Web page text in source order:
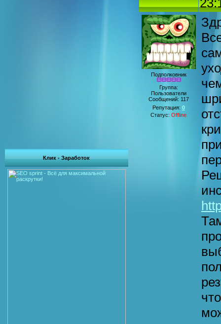
Клик - Заработок
Подполковник
Группа:
Пользователи
Сообщений: 117
Репутация: 0
Статус:Offline